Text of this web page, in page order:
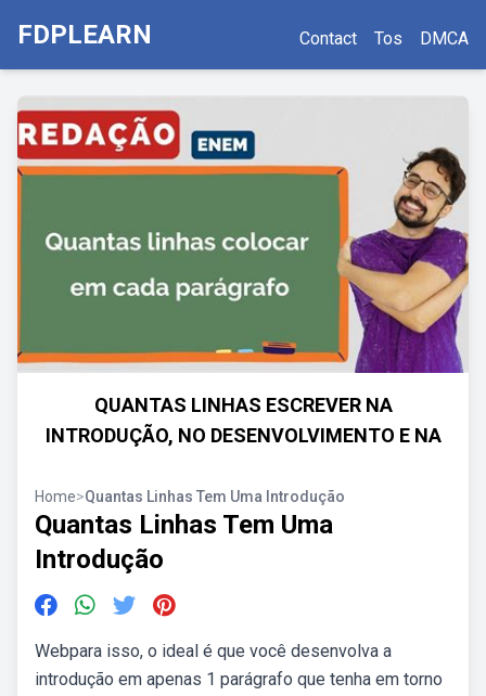
FDPLEARN Contact Tos DMCA
QUANTAS LINHAS ESCREVER NA
INTRODUÇÃO, NO DESENVOLVIMENTO E NA
Home>Quantas Linhas Tem Uma Introdução
Quantas Linhas Tem Uma
Introdução
Webpara isso, o ideal é que você desenvolva a
introdução em apenas 1 parágrafo que tenha em torno